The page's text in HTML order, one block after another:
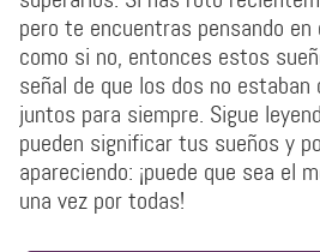
pero te encuentras pensando
como si no, entonces estos
señal de que los dos no
juntos para siempre. Sigue
pueden significar tus sueños y
apareciendo: ¡puede que sea el
una vez por todas!